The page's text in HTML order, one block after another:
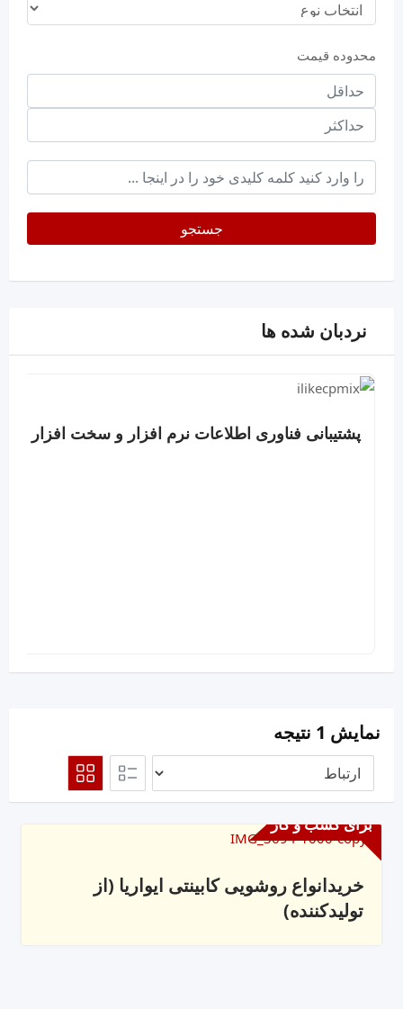
محدوده قیمت
حداقل
قیمت
حداکثر
keyword
جستجو
نردبان شده ها
پشتیبانی فناوری اطلاعات نرم افزار و سخت افزار
نمایش 1 نتیجه
برای کسب و کار
خریدانواع روشویی کابینتی ایواریا (از
تولیدکننده)